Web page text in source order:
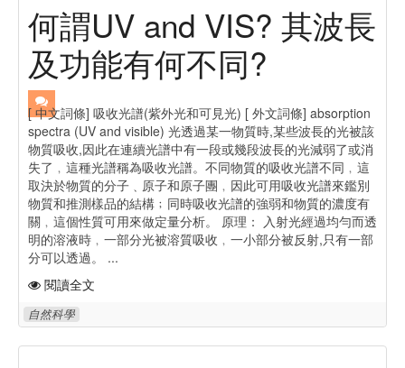
何謂UV and VIS? 其波長
及功能有何不同?
[ 中文詞條] 吸收光譜(紫外光和可見光) [ 外文詞條] absorption
spectra (UV and visible) 光透過某一物質時,某些波長的光被該
物質吸收,因此在連續光譜中有一段或幾段波長的光減弱了或消
失了﹐這種光譜稱為吸收光譜。不同物質的吸收光譜不同﹐這
取決於物質的分子﹑原子和原子團﹐因此可用吸收光譜來鑑別
物質和推測樣品的結構﹔同時吸收光譜的強弱和物質的濃度有
關﹐這個性質可用來做定量分析。 原理： 入射光經過均勻而透
明的溶液時﹐一部分光被溶質吸收﹐一小部分被反射,只有一部
分可以透過。 ...
閱讀全文
自然科學